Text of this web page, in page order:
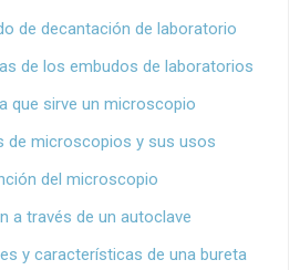
de decantación de laboratorio
de los embudos de laboratorios
que sirve un microscopio
de microscopios y sus usos
del microscopio
a través de un autoclave
y características de una bureta